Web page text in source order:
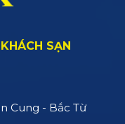
SẠN
Cung - Bắc Từ